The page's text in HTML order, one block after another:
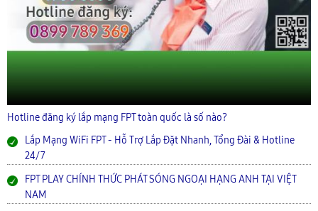
Hotline đăng ký lắp mạng FPT toàn quốc là số nào?
Lắp Mạng WiFi FPT - Hỗ Trợ Lắp Đặt Nhanh, Tổng Đài & Hotline
24/7
FPT PLAY CHÍNH THỨC PHÁT SÓNG NGOẠI HẠNG ANH TẠI VIỆT
NAM